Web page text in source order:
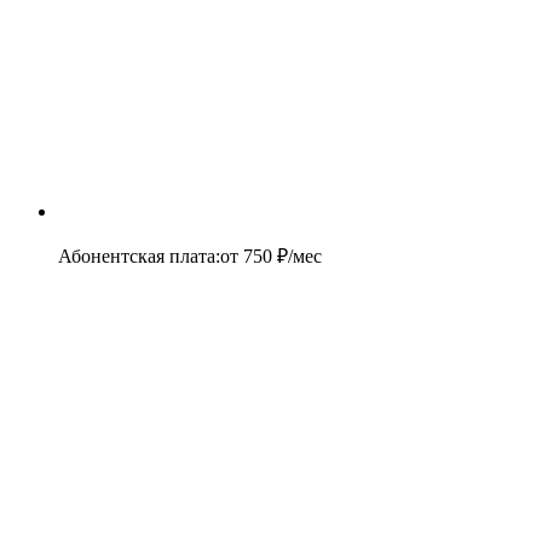
Абонентская плата:от 750 ₽/мес